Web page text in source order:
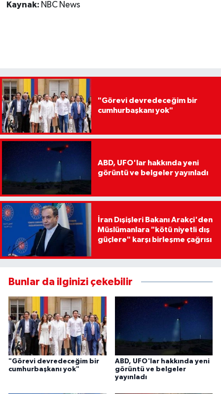
Kaynak: NBC News
"Görevi devredeceğim bir
cumhurbaşkanı yok"
ABD, UFO'lar hakkında yeni
görüntü ve belgeler yayınladı
İran Dışişleri Bakanı Arakçi'den
Müslümanlara "kötü niyetli dış
güçlere" karşı birleşme çağrısı
Bunlar da ilginizi çekebilir
"Görevi devredeceğim bir
cumhurbaşkanı yok"
ABD, UFO'lar hakkında yeni
görüntü ve belgeler
yayınladı